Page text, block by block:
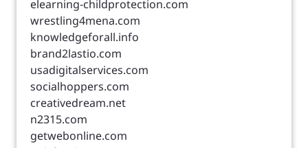
elearning-childprotection.com
wrestling4mena.com
knowledgeforall.info
brand2lastio.com
usadigitalservices.com
socialhoppers.com
creativedream.net
n2315.com
getwebonline.com